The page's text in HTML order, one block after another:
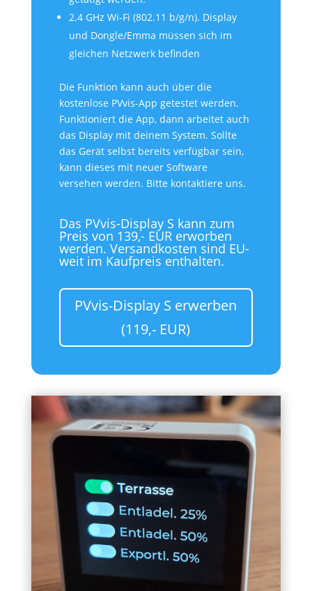
2.4 GHz Wi-Fi (802.11 b/g/n). Display
und Dongle/Emma müssen sich im
gleichen Netzwerk befinden
Die Funktion kann auch über die
kostenlose PVvis-App getestet werden.
Funktioniert die App, dann arbeitet auch
das Display mit deinem System. Sollte
das Gerät selbst bereits verfügbar sein,
kann dieses mit neuer Software
versehen werden. Bitte kontaktiere uns.
Das PVvis-Display S kann zum
Preis von 139,- EUR erworben
werden. Versandkosten sind EU-
weit im Kaufpreis enthalten.
PVvis-Display S erwerben
(119,- EUR)